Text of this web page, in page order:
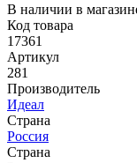
В наличии в
Код товара
17361
Артикул
281
Производитель
Идеал
Страна
Россия
Страна